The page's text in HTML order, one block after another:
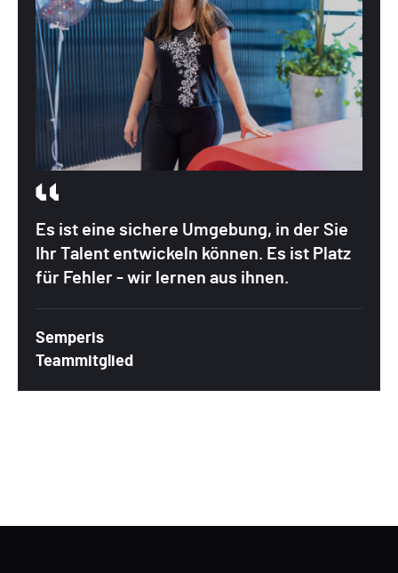
Es ist eine sichere Umgebung, in der Sie
Ihr Talent entwickeln können. Es ist Platz
für Fehler - wir lernen aus ihnen.
Semperis
Teammitglied